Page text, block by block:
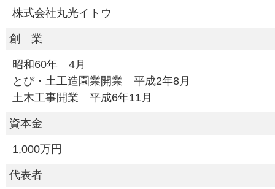
株式会社丸光イトウ
創 業
昭和60年 4月
とび・土工造園業開業 平成2年8月
土木工事開業 平成6年11月
資本金
1,000万円
代表者